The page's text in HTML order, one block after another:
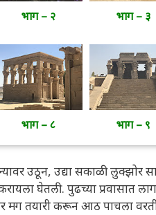
भाग – २ भाग – ३
भाग – ८ भाग – ९
उठून, उद्या सकाळी लुक्झोर
घेतली. पुढच्या प्रवासात
तयारी करून आठ पाचला वरती